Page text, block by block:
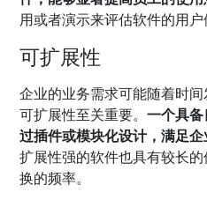
用或者演示来评估软件的用户
可扩展性
企业的业务需求可能随着时
可扩展性至关重要。一个具
过插件或模块化设计，满足企
扩展性强的软件也具有较长
换的频率。